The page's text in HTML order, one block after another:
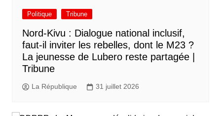
Politique Tribune
Nord-Kivu : Dialogue national inclusif,
faut-il inviter les rebelles, dont le M23 ?
La jeunesse de Lubero reste partagée |
Tribune
La République 31 juillet 2026